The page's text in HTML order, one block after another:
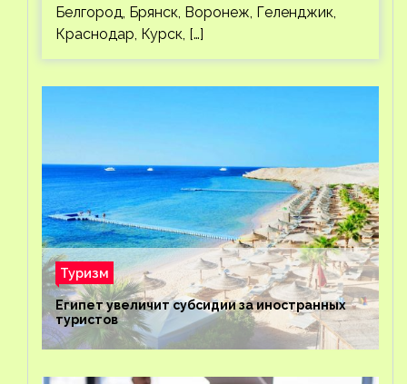
Белгород, Брянск, Воронеж, Геленджик,
Краснодар, Курск, […]
Туризм
Египет увеличит субсидии за иностранных
туристов